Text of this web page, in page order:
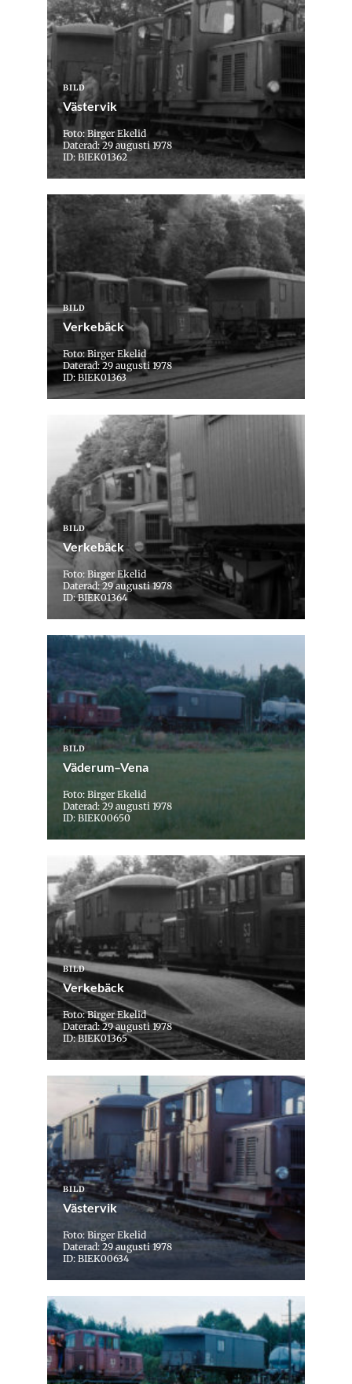
BILD
Västervik
Foto: Birger Ekelid
Daterad: 29 augusti 1978
ID: BIEK01362
BILD
Verkebäck
Foto: Birger Ekelid
Daterad: 29 augusti 1978
ID: BIEK01363
BILD
Verkebäck
Foto: Birger Ekelid
Daterad: 29 augusti 1978
ID: BIEK01364
BILD
Väderum–Vena
Foto: Birger Ekelid
Daterad: 29 augusti 1978
ID: BIEK00650
BILD
Verkebäck
Foto: Birger Ekelid
Daterad: 29 augusti 1978
ID: BIEK01365
BILD
Västervik
Foto: Birger Ekelid
Daterad: 29 augusti 1978
ID: BIEK00634